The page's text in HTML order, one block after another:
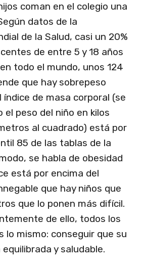
coman en el colegio una
datos de la
de la Salud, casi un 20%
de entre 5 y 18 años
todo el mundo, unos 124
que hay sobrepeso
de masa corporal (se
el peso del niño en kilos
al cuadrado) está por
85 de las tablas de la
se habla de obesidad
está por encima del
que hay niños que
que lo ponen más difícil.
de ello, todos los
lo mismo: conseguir que su
y saludable.